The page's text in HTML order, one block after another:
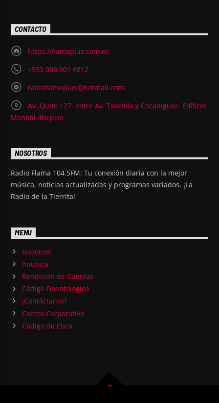
CONTACTO
https://flamaplus.com.ec
+593 098 901 6812
radioflamaplus@hotmail.com
Av. Quito 127, entre Av. Tsachila y Cocaniguas. Edificio
Manabí 4to piso
NOSOTROS
Radio Flama 104.5FM: Tu conexión diaria con la mejor
música, noticias actualizadas y programas variados. ¡La
Radio de la Tierrita!
MENU
Nosotros
Anuncia
Rendición de Cuentas
Código Deontológico
¡Contáctanos!
Correo Corporativo
Código de Ética